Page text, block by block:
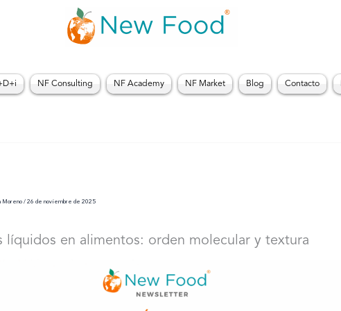
NF Consulting NF Academy NF Market Blog Contacto
Moreno / 26 de noviembre de 2025
líquidos en alimentos: orden molecular y textura